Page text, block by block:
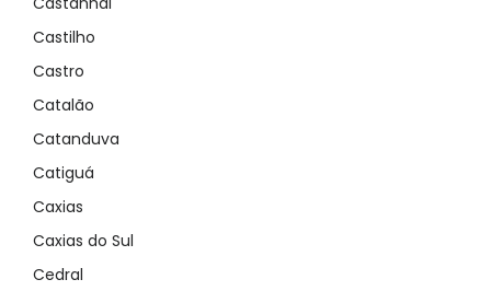
Castilho
Castro
Catalão
Catanduva
Catiguá
Caxias
Caxias do Sul
Cedral